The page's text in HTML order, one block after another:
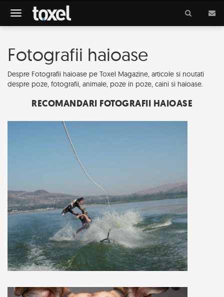
Meniu
Fotografii haioase
Despre Fotografii haioase pe Toxel Magazine, articole si noutati
despre poze, fotografii, animale, poze in poze, caini si haioase.
RECOMANDARI FOTOGRAFII HAIOASE